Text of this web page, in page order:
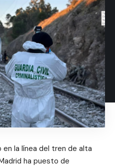
la línea del tren de alta
ha puesto de